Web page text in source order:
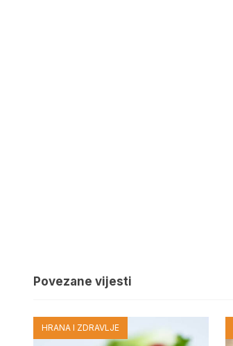
Povezane vijesti
HRANA I ZDRAVLJE